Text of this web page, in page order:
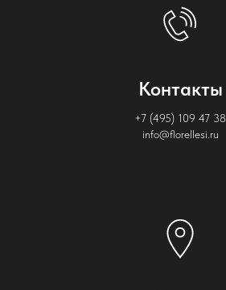
Контакты
+7 (495) 109 47 38
info@florellesi.ru